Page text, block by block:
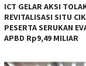
ICT GELAR AKSI
REVITALISASI SITU
PESERTA SERUKAN
APBD Rp9,49 MILIAR